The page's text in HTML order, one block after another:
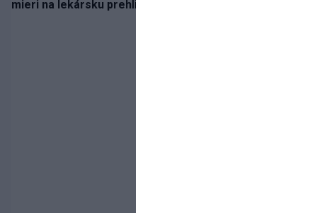
mieri na lekársku prehliadku